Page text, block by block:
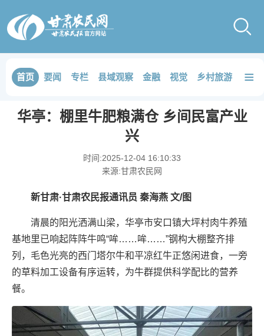
首页 要闻 专栏 县域观察 金融 视觉 乡村旅游 品鉴
≡
华亭：棚里牛肥粮满仓 乡间民富产业
兴
时间:2025-12-04 16:10:33
来源:甘肃农民网
新甘肃·甘肃农民报通讯员 秦海燕 文/图
清晨的阳光洒满山梁，华亭市安口镇大坪村肉牛养殖
基地里已响起阵阵牛鸣“哞……哞……”钢构大棚整齐排
列，毛色光亮的西门塔尔牛和平凉红牛正悠闲进食，一旁
的草料加工设备有序运转，为牛群提供科学配比的营养
餐。